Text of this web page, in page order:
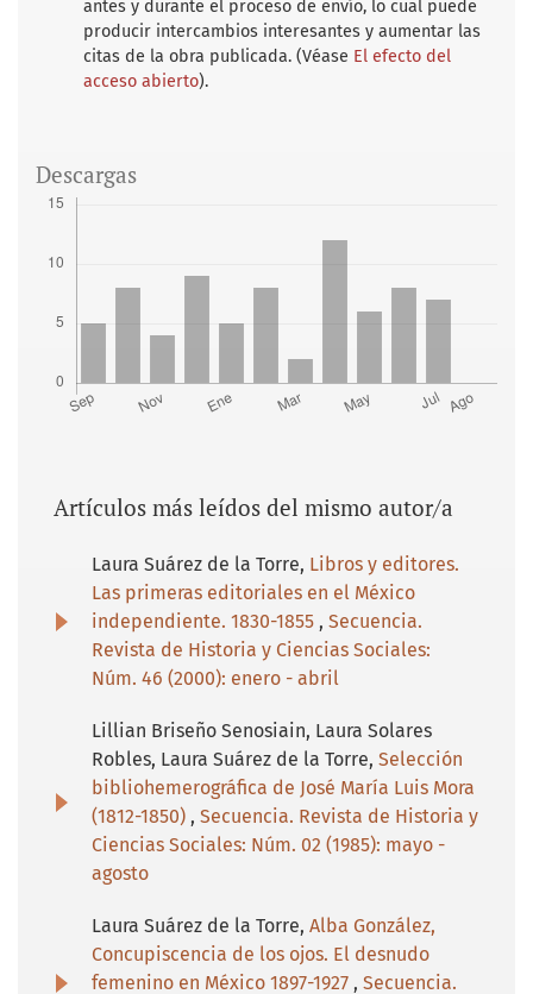
antes y durante el proceso de envío, lo cual puede
producir intercambios interesantes y aumentar las
citas de la obra publicada. (Véase El efecto del
acceso abierto).
Descargas
Artículos más leídos del mismo autor/a
Laura Suárez de la Torre, Libros y editores.
Las primeras editoriales en el México
independiente. 1830-1855 , Secuencia.
Revista de Historia y Ciencias Sociales:
Núm. 46 (2000): enero - abril
Lillian Briseño Senosiain, Laura Solares
Robles, Laura Suárez de la Torre, Selección
bibliohemerográfica de José María Luis Mora
(1812-1850) , Secuencia. Revista de Historia y
Ciencias Sociales: Núm. 02 (1985): mayo -
agosto
Laura Suárez de la Torre, Alba González,
Concupiscencia de los ojos. El desnudo
femenino en México 1897-1927 , Secuencia.